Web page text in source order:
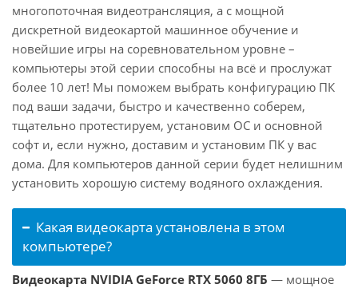
многопоточная видеотрансляция, а с мощной
дискретной видеокартой машинное обучение и
новейшие игры на соревновательном уровне –
компьютеры этой серии способны на всё и прослужат
более 10 лет! Мы поможем выбрать конфигурацию ПК
под ваши задачи, быстро и качественно соберем,
тщательно протестируем, установим ОС и основной
софт и, если нужно, доставим и установим ПК у вас
дома. Для компьютеров данной серии будет нелишним
установить хорошую систему водяного охлаждения.
Какая видеокарта установлена в этом
компьютере?
Видеокарта NVIDIA GeForce RTX 5060 8ГБ — мощное